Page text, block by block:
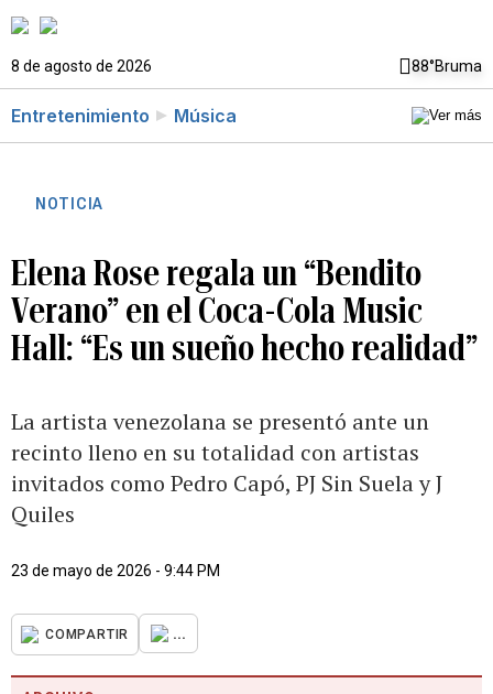
8 de agosto de 2026 88°Bruma
Entretenimiento Música
NOTICIA
Elena Rose regala un “Bendito
Verano” en el Coca-Cola Music
Hall: “Es un sueño hecho realidad”
La artista venezolana se presentó ante un
recinto lleno en su totalidad con artistas
invitados como Pedro Capó, PJ Sin Suela y J
Quiles
23 de mayo de 2026 - 9:44 PM
COMPARTIR ...